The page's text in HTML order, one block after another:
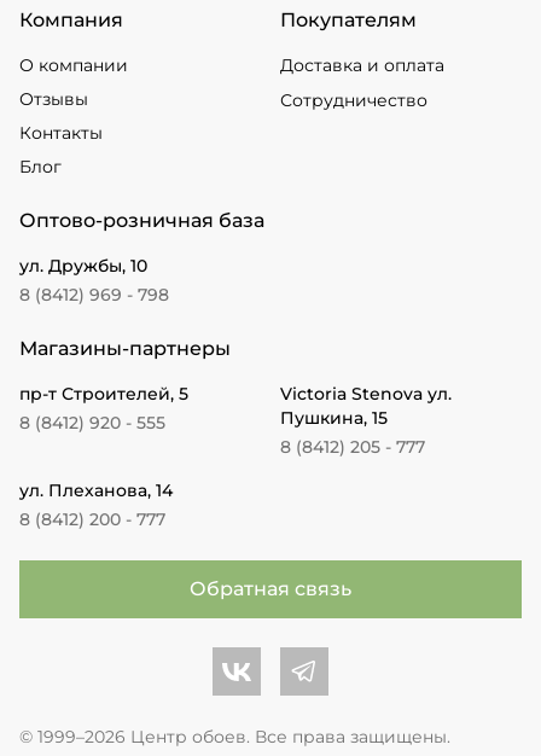
Компания
О компании
Отзывы
Контакты
Блог
Покупателям
Доставка и оплата
Сотрудничество
Оптово-розничная база
ул. Дружбы, 10
8 (8412) 969 - 798
Магазины-партнеры
пр-т Строителей, 5
8 (8412) 920 - 555
Victoria Stenova ул.
Пушкина, 15
8 (8412) 205 - 777
ул. Плеханова, 14
8 (8412) 200 - 777
Обратная связь
Центр обоев во Вконтакте
Центр обоев в Телеграме
© 1999–2026 Центр обоев. Все права защищены.